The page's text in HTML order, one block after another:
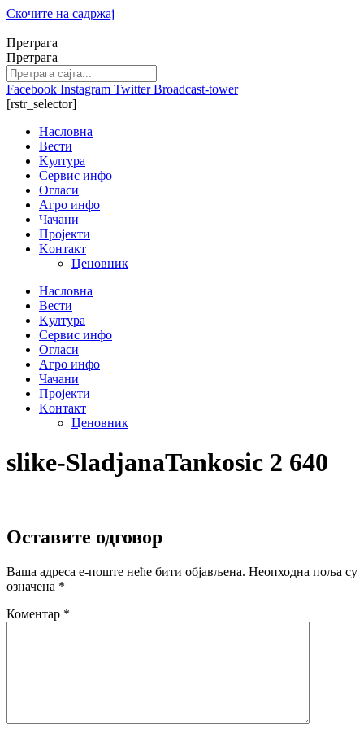
Скочите на садржај
Претрага
Претрага
Facebook Instagram Twitter Broadcast-tower
[rstr_selector]
Насловна
Вести
Kултура
Сервис инфо
Огласи
Агро инфо
Чачани
Пројекти
Kонтакт
Ценовник
Насловна
Вести
Kултура
Сервис инфо
Огласи
Агро инфо
Чачани
Пројекти
Kонтакт
Ценовник
slike-SladjanaTankosic 2 640
Оставите одговор
Ваша адреса е-поште неће бити објављена. Неопходна поља су
означена *
Коментар *